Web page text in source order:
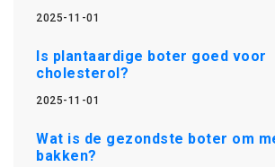
2025-11-01
Is plantaardige boter goed voor
cholesterol?
2025-11-01
Wat is de gezondste boter om
bakken?